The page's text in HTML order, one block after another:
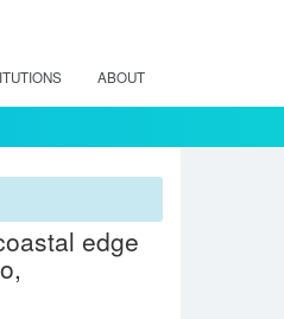
ABOUT
edge